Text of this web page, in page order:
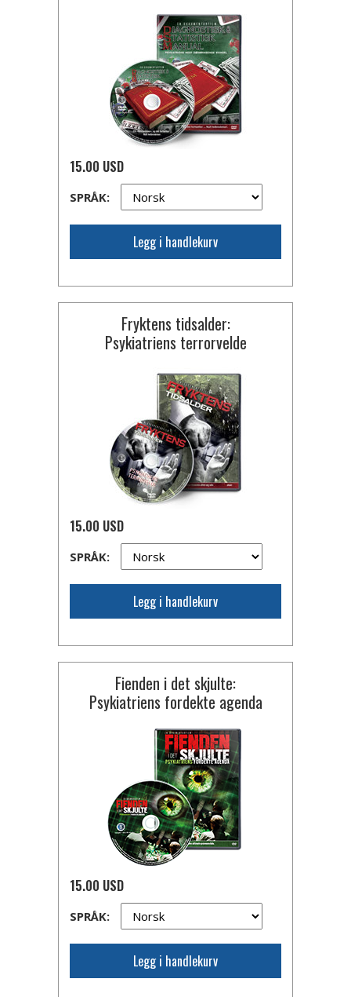
15.00 USD
SPRÅK:
Legg i handlekurv
Fryktens tidsalder:
Psykiatriens terrorvelde
15.00 USD
SPRÅK:
Legg i handlekurv
Fienden i det skjulte:
Psykiatriens fordekte agenda
15.00 USD
SPRÅK:
Legg i handlekurv